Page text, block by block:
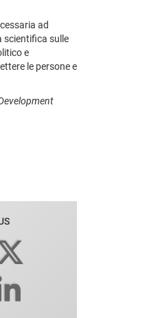
ad
scientifica sulle
e
le persone e